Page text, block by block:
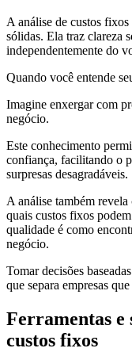
A análise de custos
sólidas. Ela traz clareza
independentemente do
Quando você entende
Imagine enxergar com
negócio.
Este conhecimento
confiança, facilitando o
surpresas desagradáveis.
A análise também
quais custos fixos
qualidade é como
negócio.
Tomar decisões
que separa empresas
Ferramentas e
custos fixos